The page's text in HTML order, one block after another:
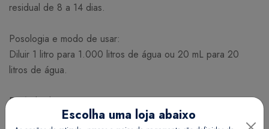
residual de 8 a 14 dias.
Posologia e modo de usar:
Diluir 1 litro para 1.000 litros de água ou 20 mL para 20
litros de água.
Período de carência e precauções:
Evitar a contaminação de alimentos e material de ordenha.
Escolha uma loja abaixo